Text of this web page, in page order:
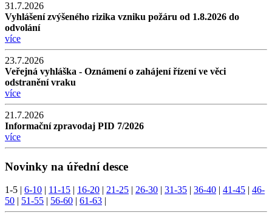
31.7.2026
Vyhlášení zvýšeného rizika vzniku požáru od 1.8.2026 do
odvolání
více
23.7.2026
Veřejná vyhláška - Oznámení o zahájení řízení ve věci
odstranění vraku
více
21.7.2026
Informační zpravodaj PID 7/2026
více
Novinky na úřední desce
1-5 6-10 11-15 16-20 21-25 26-30 31-35 36-40 41-45
46-
50
51-55 56-60 61-63